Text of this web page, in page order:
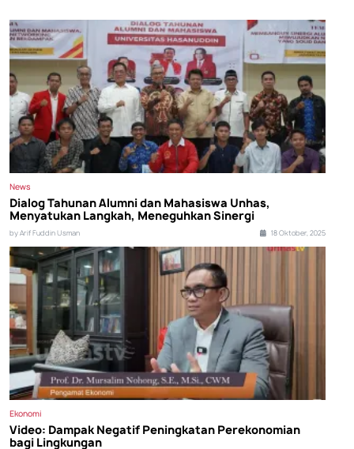
News
Dialog Tahunan Alumni dan Mahasiswa Unhas,
Menyatukan Langkah, Meneguhkan Sinergi
by Arif Fuddin Usman 18 Oktober, 2025
Ekonomi
Video: Dampak Negatif Peningkatan Perekonomian
bagi Lingkungan